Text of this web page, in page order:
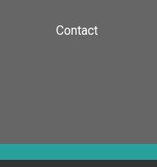
Contact